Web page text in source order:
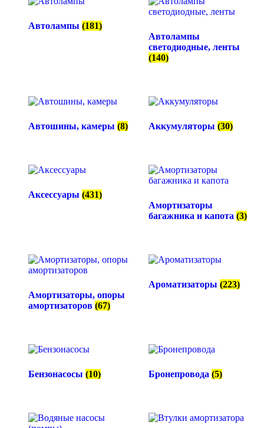
Автолампы (181)
Автолампы
светодиодные, ленты
(140)
Автошины, камеры (8) Аккумуляторы (30)
Аксессуары (431)
Амортизаторы
багажника и капота (3)
Амортизаторы, опоры
амортизаторов (67)
Ароматизаторы (223)
Бензонасосы (10) Бронепровода (5)